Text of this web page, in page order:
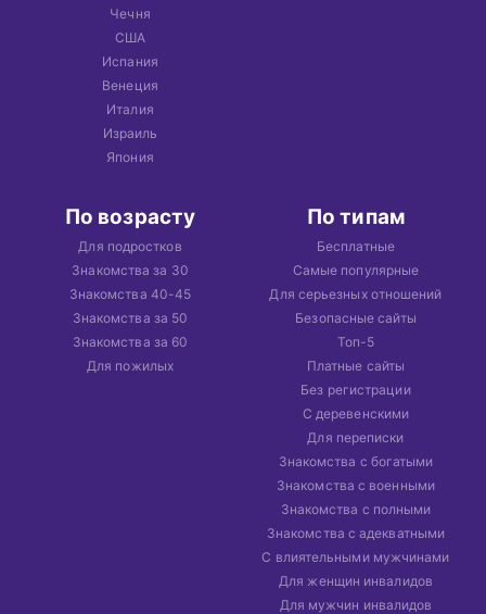
Чечня
США
Испания
Венеция
Италия
Израиль
Япония
По возрасту
Для подростков
Знакомства за 30
Знакомства 40-45
Знакомства за 50
Знакомства за 60
Для пожилых
По типам
Бесплатные
Самые популярные
Для серьезных отношений
Безопасные сайты
Топ-5
Платные сайты
Без регистрации
С деревенскими
Для переписки
Знакомства с богатыми
Знакомства с военными
Знакомства с полными
Знакомства с адекватными
С влиятельными мужчинами
Для женщин инвалидов
Для мужчин инвалидов